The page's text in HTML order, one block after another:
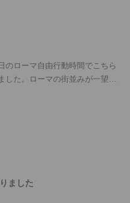
のローマ自由行動時間でこちら
した。ローマの街並みが一望で
した。またライトアップされ
また、他の参加者と同じテー
思い出深いディナーとなりま
ました